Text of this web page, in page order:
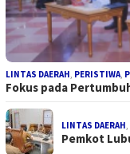
LINTAS DAERAH PERISTIWA
Fokus pada
LINTAS DAERAH
Pemkot